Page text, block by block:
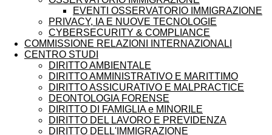
EVENTI OSSERVATORIO IMMIGRAZIONE
PRIVACY, IA E NUOVE TECNOLOGIE
CYBERSECURITY & COMPLIANCE
COMMISSIONE RELAZIONI INTERNAZIONALI
CENTRO STUDI
DIRITTO AMBIENTALE
DIRITTO AMMINISTRATIVO E MARITTIMO
DIRITTO ASSICURATIVO E MALPRACTICE
DEONTOLOGIA FORENSE
DIRITTO DI FAMIGLIA e MINORILE
DIRITTO DEL LAVORO E PREVIDENZA
DIRITTO DELL'IMMIGRAZIONE